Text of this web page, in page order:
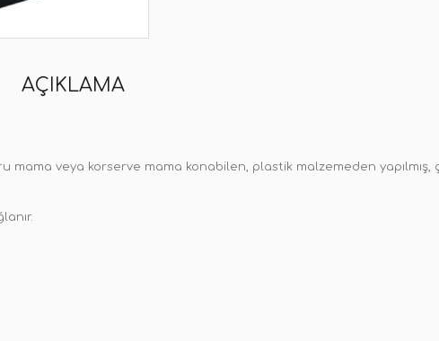
AÇIKLAMA
veya korserve mama konabilen, plastik malzemeden yapılmış,